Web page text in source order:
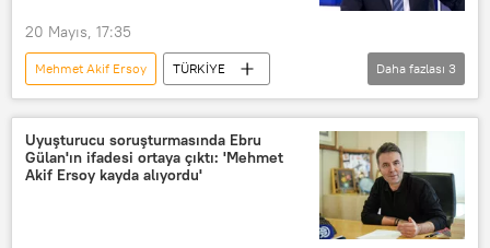
20 Mayıs, 17:35
Mehmet Akif Ersoy
TÜRKİYE
iddianame
Cinsel saldırı
Habertürk TV
Daha fazlası 3
Uyuşturucu soruşturmasında Ebru
Gülan'ın ifadesi ortaya çıktı: 'Mehmet
Akif Ersoy kayda alıyordu'